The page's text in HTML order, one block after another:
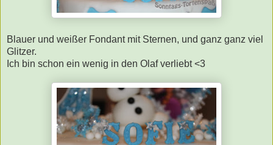
Blauer und weißer Fondant mit Sternen, und ganz ganz viel
Glitzer.
Ich bin schon ein wenig in den Olaf verliebt <3